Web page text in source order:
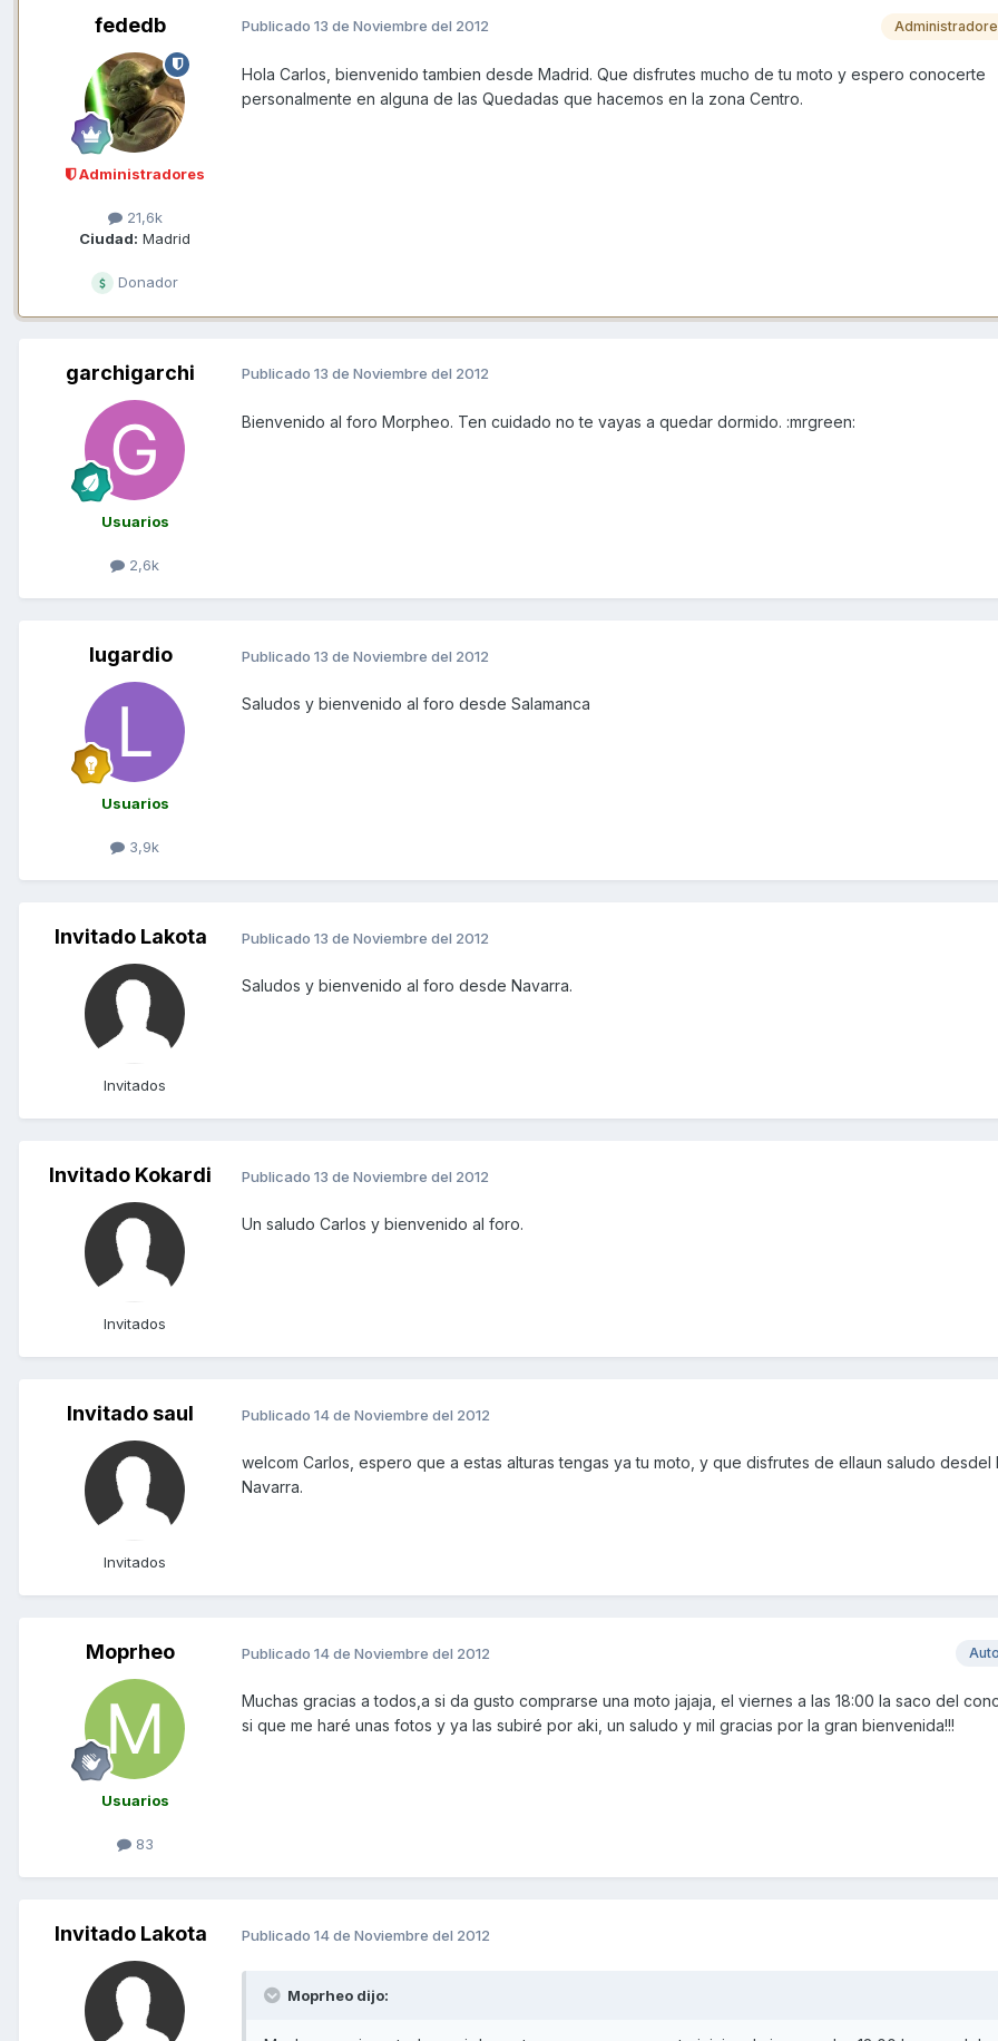
fededb
Administradores
21,6k
Ciudad: Madrid
Donador
Publicado 13 de Noviembre del 2012
Hola Carlos, bienvenido tambien desde Madrid. Que disfrutes mucho de tu moto y espero conocerte
personalmente en alguna de las Quedadas que hacemos en la zona Centro.
garchigarchi
Usuarios
2,6k
Publicado 13 de Noviembre del 2012
Bienvenido al foro Morpheo. Ten cuidado no te vayas a quedar dormido. :mrgreen:
lugardio
Usuarios
3,9k
Publicado 13 de Noviembre del 2012
Saludos y bienvenido al foro desde Salamanca
Invitado Lakota
Invitados
Publicado 13 de Noviembre del 2012
Saludos y bienvenido al foro desde Navarra.
Invitado Kokardi
Invitados
Publicado 13 de Noviembre del 2012
Un saludo Carlos y bienvenido al foro.
Invitado saul
Invitados
Publicado 14 de Noviembre del 2012
welcom Carlos, espero que a estas alturas tengas ya tu moto, y que disfrutes de ellaun saludo desdel
Navarra.
Moprheo
Usuarios
83
Publicado 14 de Noviembre del 2012
Muchas gracias a todos,a si da gusto comprarse una moto jajaja, el viernes a las 18:00 la saco del
si que me haré unas fotos y ya las subiré por aki, un saludo y mil gracias por la gran bienvenida!!!
Invitado Lakota Publicado 14 de Noviembre del 2012
Moprheo dijo: